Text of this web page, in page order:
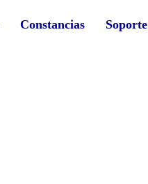
Constancias Soporte